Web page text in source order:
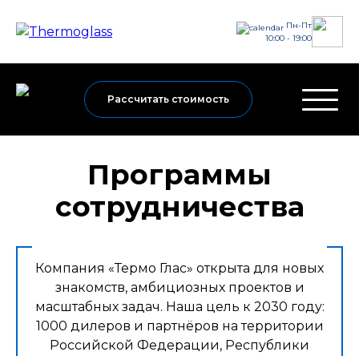
Пн-Пт
10:00 - 19:00
Рассчитать стоимость
Программы
сотрудничества
Компания «Термо Глас» открыта для новых
знакомств, амбициозных проектов и
масштабных задач. Наша цель к 2030 году:
1000 дилеров и партнёров на территории
Российской Федерации, Республики